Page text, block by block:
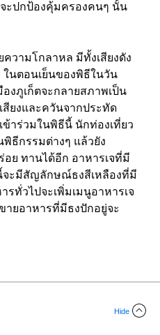
จะปกป้องคุ้มครองคนๆ นั้น
ความโกลาหล มีทั้งเสียงดัง
นตอนเย็นของพิธีในวัน
งภูเก็ตจะกลายสภาพเป็น
สียงและควันจากประทัด
าร่วมในพิธีนี้ นักท่องเที่ยว
ธีกรรมต่างๆ แล้วยัง
อย ทานได้อีก อาหารเจที่มี
จะมีสัญลักษณ์ธงสีเหลืองที่มี
ทั่วไปจะเพิ่มเมนูอาหารเจ
ายอาหารที่มีธงปักอยู่จะ
Hide